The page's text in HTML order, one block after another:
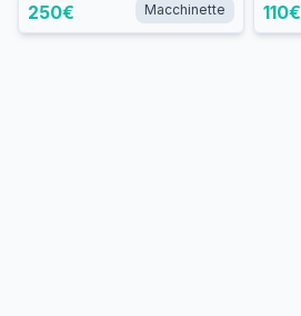
250€ Macchinette 110€